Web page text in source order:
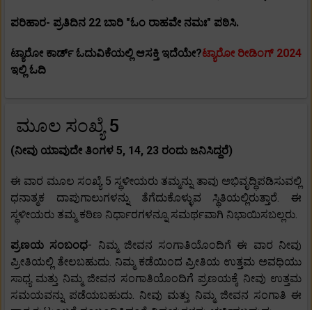
ಪರಿಹಾರ- ಪ್ರತಿದಿನ 22 ಬಾರಿ "ಓಂ ರಾಹವೇ ನಮಃ" ಪಠಿಸಿ.
ಟ್ಯಾರೋ ಕಾರ್ಡ್ ಓದುವಿಕೆಯಲ್ಲಿ ಆಸಕ್ತಿ ಇದೆಯೇ?ಟ್ಯಾರೋ ರೀಡಿಂಗ್ 2024
ಇಲ್ಲಿ ಓದಿ
ಮೂಲ ಸಂಖ್ಯೆ 5
(ನೀವು ಯಾವುದೇ ತಿಂಗಳ 5, 14, 23 ರಂದು ಜನಿಸಿದ್ದರೆ)
ಈ ವಾರ ಮೂಲ ಸಂಖ್ಯೆ 5 ಸ್ಥಳೀಯರು ತಮ್ಮನ್ನು ತಾವು ಅಭಿವೃದ್ಧಿಪಡಿಸುವಲ್ಲಿ
ಧನಾತ್ಮಕ ದಾಪುಗಾಲುಗಳನ್ನು ತೆಗೆದುಕೊಳ್ಳುವ ಸ್ಥಿತಿಯಲ್ಲಿರುತ್ತಾರೆ. ಈ
ಸ್ಥಳೀಯರು ತಮ್ಮ ಕಠಿಣ ನಿರ್ಧಾರಗಳನ್ನೂ ಸಮರ್ಥವಾಗಿ ನಿಭಾಯಿಸಬಲ್ಲರು.
ಪ್ರಣಯ ಸಂಬಂಧ- ನಿಮ್ಮ ಜೀವನ ಸಂಗಾತಿಯೊಂದಿಗೆ ಈ ವಾರ ನೀವು
ಪ್ರೀತಿಯಲ್ಲಿ ತೇಲಬಹುದು. ನಿಮ್ಮ ಕಡೆಯಿಂದ ಪ್ರೀತಿಯ ಉತ್ತಮ ಅವಧಿಯು
ಸಾಧ್ಯ ಮತ್ತು ನಿಮ್ಮ ಜೀವನ ಸಂಗಾತಿಯೊಂದಿಗೆ ಪ್ರಣಯಕ್ಕೆ ನೀವು ಉತ್ತಮ
ಸಮಯವನ್ನು ಪಡೆಯಬಹುದು. ನೀವು ಮತ್ತು ನಿಮ್ಮ ಜೀವನ ಸಂಗಾತಿ ಈ